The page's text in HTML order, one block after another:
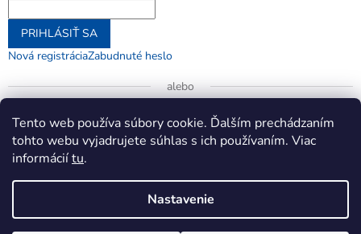
Tento web používa súbory cookie. Ďalším prechádzaním
tohto webu vyjadrujete súhlas s ich používaním. Viac
informáciítu.
Nastavenie
PRIHLÁSIŤ SA
Nová registráciaZabudnuté heslo
alebo
Prihlásiť sa cez Google